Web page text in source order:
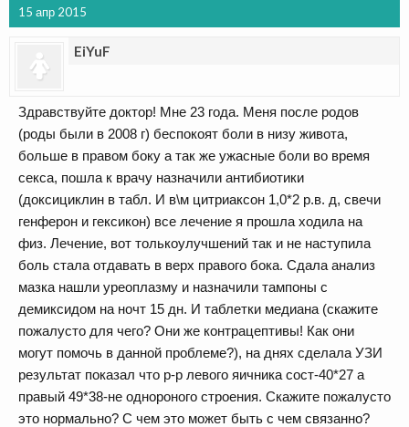
15 апр 2015
EiYuF
Здравствуйте доктор! Мне 23 года. Меня после родов
(роды были в 2008 г) беспокоят боли в низу живота,
больше в правом боку а так же ужасные боли во время
секса, пошла к врачу назначили антибиотики
(доксициклин в табл. И в\м цитриаксон 1,0*2 р.в. д, свечи
генферон и гексикон) все лечение я прошла ходила на
физ. Лечение, вот толькоулучшений так и не наступила
боль стала отдавать в верх правого бока. Сдала анализ
мазка нашли уреоплазму и назначили тампоны с
демиксидом на ночт 15 дн. И таблетки медиана (скажите
пожалусто для чего? Они же контрацептивы! Как они
могут помочь в данной проблеме?), на днях сделала УЗИ
результат показал что р-р левого яичника сост-40*27 а
правый 49*38-не однороного строения. Скажите пожалусто
это нормально? С чем это может быть с чем связанно?